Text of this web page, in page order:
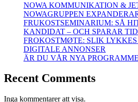
NOWA KOMMUNIKATION &
NOWAGRUPPEN
FRUKOSTSEMINARIUM: SÅ
KANDIDAT – OCH SPARAR
FROKOSTMØTE: SLIK
DIGITALE ANNONSER
ÄR DU VÅR NYA
Recent Comments
Inga kommentarer att visa.